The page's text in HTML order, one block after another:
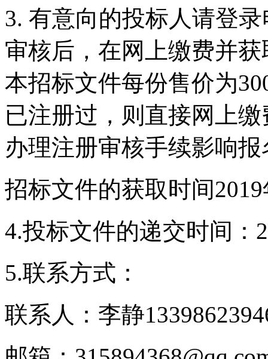
3. 有意向的投标人请登
审核后，在网上缴费并
本招标文件每份售价为
已注册过，则直接网上
办理注册审核手续影响
招标文件的获取时间
4.投标文件的递交时间：
5.联系方式：
联系人：李静